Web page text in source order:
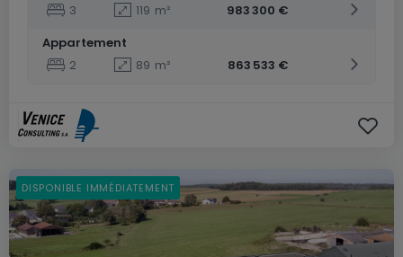
3
119 m²
983 300 €
Appartement
2
89 m² 863 533 €
DISPONIBLE IMMÉDIATEMENT